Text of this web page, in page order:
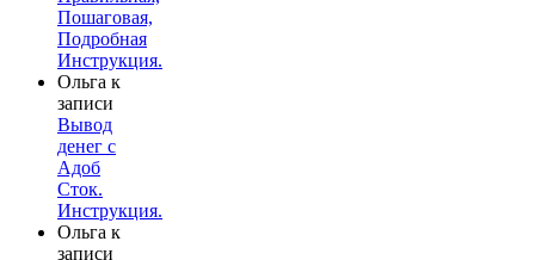
Пошаговая,
Подробная
Инструкция.
Ольга к
записи
Вывод
денег с
Адоб
Сток.
Инструкция.
Ольга к
записи